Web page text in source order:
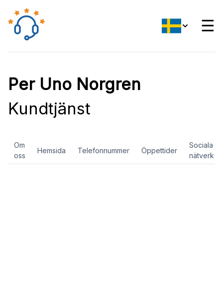
☰
Per Uno Norgren
Kundtjänst
Om
oss
Hemsida Telefonnummer Öppettider
Sociala
nätverk